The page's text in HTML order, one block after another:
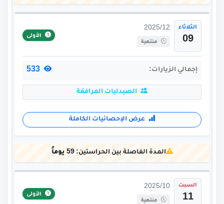
الثلاثاء
09
2025/12
منتهية
الأولى
إجمالي الزيارات:
الصيدليات المرافقة
عرض الإحصائيات الكاملة
المدة الفاصلة بين الحراستين:59 يوماً
السبت
11
2025/10
منتهية
الأولى